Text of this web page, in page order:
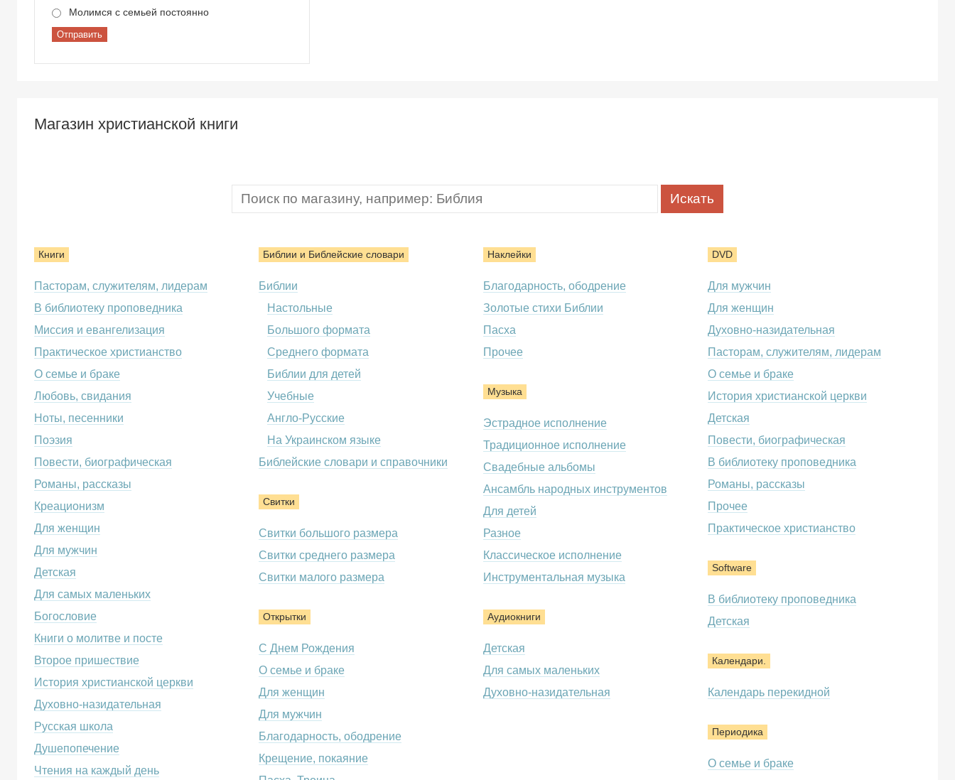
Молимся с семьей постоянно
Отправить
Магазин христианской книги
Книги
Пасторам, служителям, лидерам
В библиотеку проповедника
Миссия и евангелизация
Практическое христианство
О семье и браке
Любовь, свидания
Ноты, песенники
Поэзия
Повести, биографическая
Романы, рассказы
Креационизм
Для женщин
Для мужчин
Детская
Для самых маленьких
Богословие
Книги о молитве и посте
Второе пришествие
История христианской церкви
Духовно-назидательная
Русская школа
Душепопечение
Чтения на каждый день
Библии и Библейские словари
Библии
Настольные
Большого формата
Среднего формата
Библии для детей
Учебные
Англо-Русские
На Украинском языке
Библейские словари и справочники
Свитки
Свитки большого размера
Свитки среднего размера
Свитки малого размера
Открытки
С Днем Рождения
О семье и браке
Для женщин
Для мужчин
Благодарность, ободрение
Крещение, покаяние
Наклейки
Благодарность, ободрение
Золотые стихи Библии
Пасха
Прочее
Музыка
Эстрадное исполнение
Традиционное исполнение
Свадебные альбомы
Ансамбль народных инструментов
Для детей
Разное
Классическое исполнение
Инструментальная музыка
Аудиокниги
Детская
Для самых маленьких
Духовно-назидательная
DVD
Для мужчин
Для женщин
Духовно-назидательная
Пасторам, служителям, лидерам
О семье и браке
История христианской церкви
Детская
Повести, биографическая
В библиотеку проповедника
Романы, рассказы
Прочее
Практическое христианство
Software
В библиотеку проповедника
Детская
Календари.
Календарь перекидной
Периодика
О семье и браке